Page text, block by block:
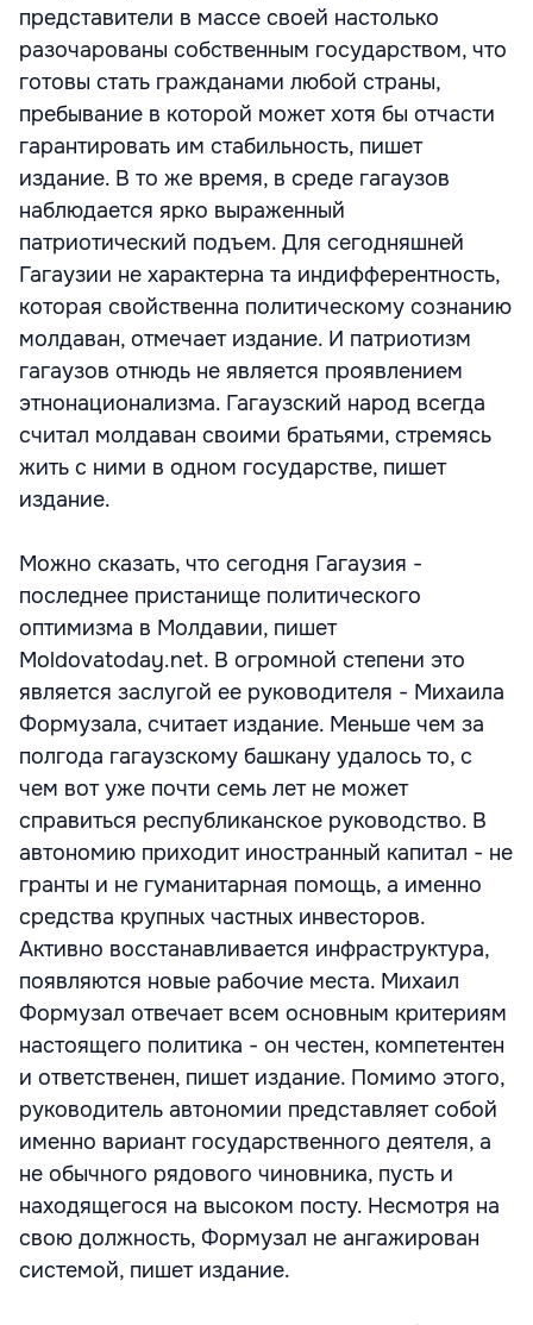
представители в массе своей настолько
разочарованы собственным государством, что
готовы стать гражданами любой страны,
пребывание в которой может хотя бы отчасти
гарантировать им стабильность, пишет
издание. В то же время, в среде гагаузов
наблюдается ярко выраженный
патриотический подъем. Для сегодняшней
Гагаузии не характерна та индифферентность,
которая свойственна политическому сознанию
молдаван, отмечает издание. И патриотизм
гагаузов отнюдь не является проявлением
этнонационализма. Гагаузский народ всегда
считал молдаван своими братьями, стремясь
жить с ними в одном государстве, пишет
издание.
Можно сказать, что сегодня Гагаузия -
последнее пристанище политического
оптимизма в Молдавии, пишет
Moldovatoday.net. В огромной степени это
является заслугой ее руководителя - Михаила
Формузала, считает издание. Меньше чем за
полгода гагаузскому башкану удалось то, с
чем вот уже почти семь лет не может
справиться республиканское руководство. В
автономию приходит иностранный капитал - не
гранты и не гуманитарная помощь, а именно
средства крупных частных инвесторов.
Активно восстанавливается инфраструктура,
появляются новые рабочие места. Михаил
Формузал отвечает всем основным критериям
настоящего политика - он честен, компетентен
и ответственен, пишет издание. Помимо этого,
руководитель автономии представляет собой
именно вариант государственного деятеля, а
не обычного рядового чиновника, пусть и
находящегося на высоком посту. Несмотря на
свою должность, Формузал не ангажирован
системой, пишет издание.